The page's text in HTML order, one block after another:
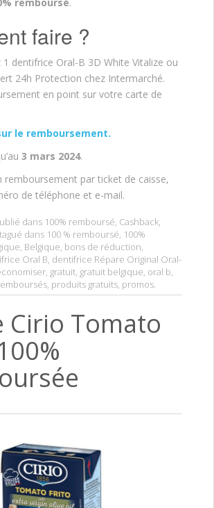
faire ?
1 dentifrice Oral-B 3D White Vitalize ou
24h Protection chez Intermarché.
en point sur votre carte de
le remboursement.
3 mars 2024.
remboursement par ticket de caisse,
de téléphone et e-mail.
dans 100% remboursé, Cashback,
dans 100 % remboursé, 100%
, Belgique, bons de réduction,
Oral B, dentifrice Répare Original Oral-
, gratuit, gratuit belgique, oral b,
, produits gratuits, promos.
Cirio Tomato